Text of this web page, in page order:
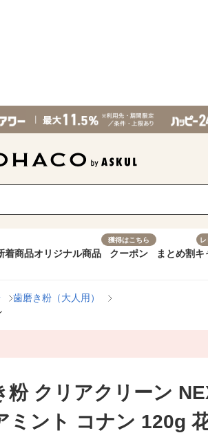
着商品オリジナル商品
獲得はこちら
クーポン まとめ割キ
歯磨き粉（大人用）
粉 クリアクリーン
ミント コナン 120g